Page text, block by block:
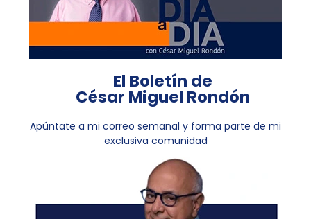
El Boletín de
César Miguel Rondón
Apúntate a mi correo semanal y forma parte de mi
exclusiva comunidad